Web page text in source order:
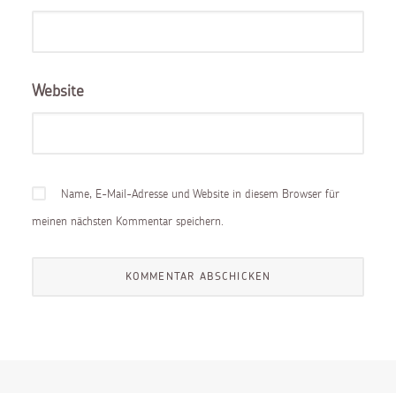
Website
Name, E-Mail-Adresse und Website in diesem Browser für
meinen nächsten Kommentar speichern.